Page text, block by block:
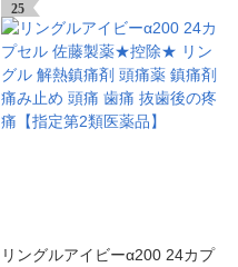
25
リングルアイビーα200 24カプ